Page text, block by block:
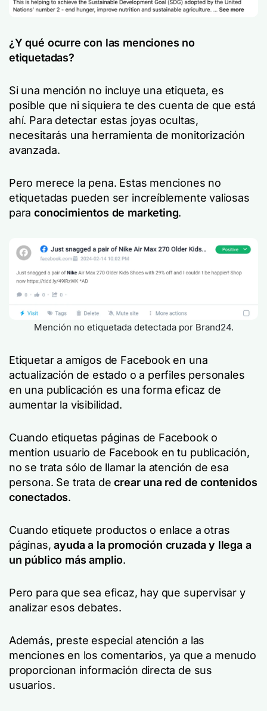
¿Y qué ocurre con las menciones no
etiquetadas?
Si una mención no incluye una etiqueta, es
posible que ni siquiera te des cuenta de que está
ahí. Para detectar estas joyas ocultas,
necesitarás una herramienta de monitorización
avanzada.
Pero merece la pena. Estas menciones no
etiquetadas pueden ser increíblemente valiosas
paraconocimientos de marketing.
Mención no etiquetada detectada por Brand24.
Etiquetar a amigos de Facebook en una
actualización de estado o a perfiles personales
en una publicación es una forma eficaz de
aumentar la visibilidad.
Cuando etiquetas páginas de Facebook o
mention usuario de Facebook en tu publicación,
no se trata sólo de llamar la atención de esa
persona. Se trata decrear una red de contenidos
conectados.
Cuando etiquete productos o enlace a otras
páginas,ayuda a la promoción cruzada y llega a
un público más amplio.
Pero para que sea eficaz, hay que supervisar y
analizar esos debates.
Además, preste especial atención a las
menciones en los comentarios, ya que a menudo
proporcionan información directa de sus
usuarios.